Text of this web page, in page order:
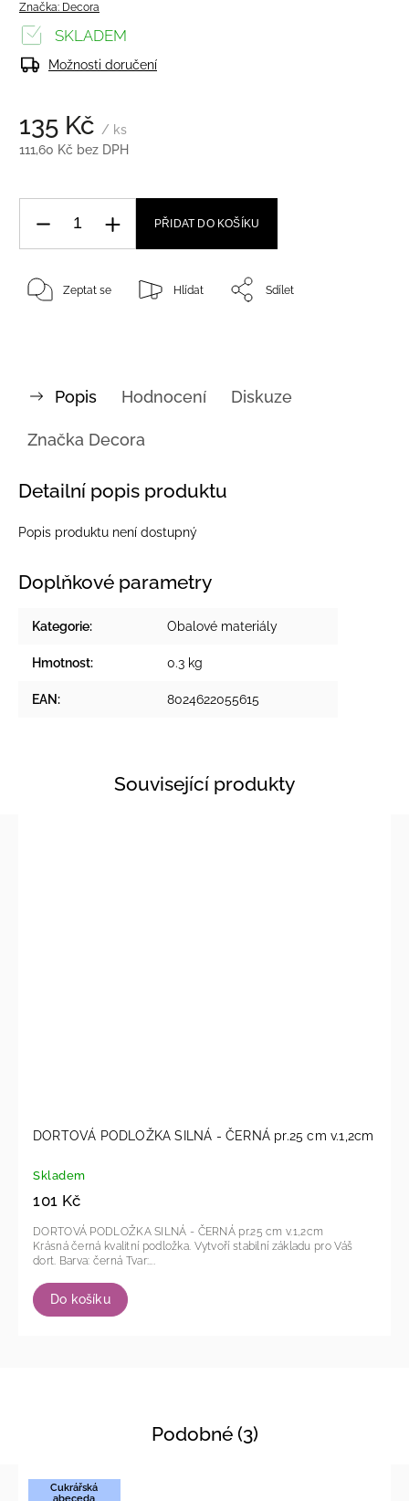
Značka: Decora
135 Kč / ks
111,60 Kč bez DPH
SKLADEM
Možnosti doručení
PŘIDAT DO KOŠÍKU
Zeptat se Hlídat Sdílet
Popis Hodnocení Diskuze
Značka Decora
Detailní popis produktu
Popis produktu není dostupný
Doplňkové parametry
Kategorie: Obalové materiály
Hmotnost: 0.3 kg
EAN: 8024622055615
Související produkty
DORTOVÁ PODLOŽKA SILNÁ - ČERNÁ pr.25 cm v.1,2cm
Skladem
101 Kč
Do košíku
DORTOVÁ PODLOŽKA SILNÁ - ČERNÁ pr.25 cm v.1,2cm
Krásná černá kvalitní podložka. Vytvoří stabilní základu pro Váš
dort. Barva: černá Tvar:...
Podobné (3)
Cukrářská
abeceda